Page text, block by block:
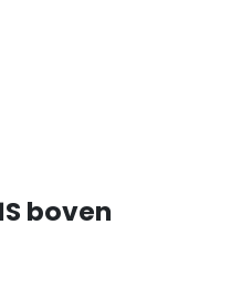
boven